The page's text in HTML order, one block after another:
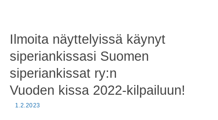
Ilmoita näyttelyissä käynyt
siperiankissasi Suomen
siperiankissat ry:n
Vuoden kissa 2022-kilpailuun!
1.2.2023